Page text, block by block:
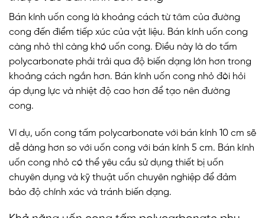
Bán kính uốn cong là khoảng cách từ tâm của đường
cong đến điểm tiếp xúc của vật liệu. Bán kính uốn cong
càng nhỏ thì càng khó uốn cong. Điều này là do tấm
polycarbonate phải trải qua độ biến dạng lớn hơn trong
khoảng cách ngắn hơn. Bán kính uốn cong nhỏ đòi hỏi
áp dụng lực và nhiệt độ cao hơn để tạo nên đường
cong.
Ví dụ, uốn cong tấm polycarbonate với bán kính 10 cm sẽ
dễ dàng hơn so với uốn cong với bán kính 5 cm. Bán kính
uốn cong nhỏ có thể yêu cầu sử dụng thiết bị uốn
chuyên dụng và kỹ thuật uốn chuyên nghiệp để đảm
bảo độ chính xác và tránh biến dạng.